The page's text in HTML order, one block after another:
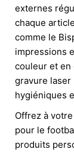
externes
chaque
comme le
impressions
couleur et en
gravure laser
hygiéniques
Offrez à
pour le
produits